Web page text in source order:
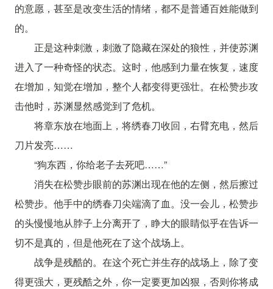
的意愿，甚至是改变生活的情绪，都不是普通百姓能做到
的。
正是这种刺激，刺激了隐藏在深处的狼性，并使苏渊
进入了一种奇怪的状态。这时，他感到力量在恢复，速度
在增加，知觉在增加，整个人都变得更强壮。在松赞步攻
击他时，苏渊显然感觉到了危机。
将章东放在地面上，将绣春刀收回，右臂充电，然后
刀片发亮……
“狗东西，你给老子去死吧……”
消失在松赞步眼前的苏渊出现在他的左侧，然后擦过
松赞步。他手中的绣春刀尖端滴了血。没一会儿，松赞步
的头慢慢地从脖子上分离开了，睁大的眼睛似乎在告诉一
切不是真的，但是他死在了这个战场上。
战争是残酷的。在这个死亡并生存的战场上，除了变
得更强大，更残酷之外，你一定要更加凶狠，否则你将成